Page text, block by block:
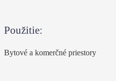
Použitie:
Bytové a komerčné priestory